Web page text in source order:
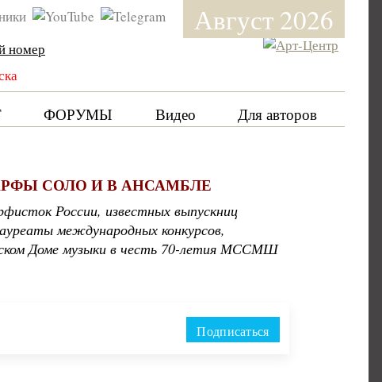
Август 2026
номер
ФОРУМЫ Видео Для авторов
СОЛО И В АНСАМБЛЕ
России, известных выпускниц
международных конкурсов,
Доме музыки в честь 70-летия МССМШ
Подписаться